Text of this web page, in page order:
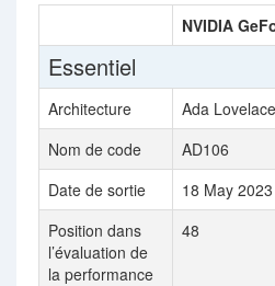
NVIDIA
Essentiel
Architecture Ada Lovelace
Nom de code
AD106
Date de sortie
18 May 2023
Position dans
l’évaluation de
la performance
48